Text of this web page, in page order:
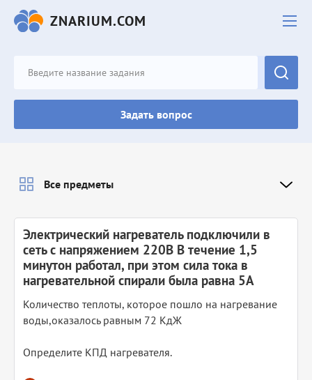
ZNARIUM.COM
Задать вопрос
Электрический нагреватель подключили в
сеть с напряжением 220В В течение 1,5
минутон работал, при этом сила тока в
нагревательной спирали была равна 5А
Количество теплоты, которое пошло на нагревание
воды,оказалось равным 72 КдЖ
Определите КПД нагревателя.
Все предметы